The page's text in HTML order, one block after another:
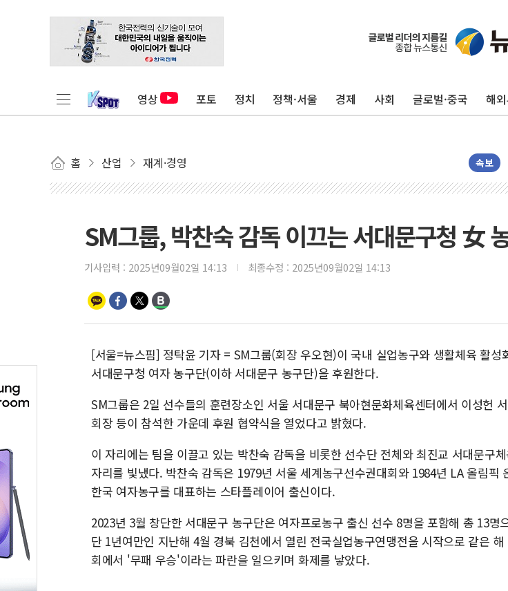
영상 포토 정치 정책·서울 경제 사회 글로벌·중국 해
홈 산업 재계·경영 속보
SM그룹, 박찬숙 감독 이끄는 서대문구청 女
기사입력 : 2025년09월02일 14:13 최종수정 : 2025년09월02일 14:13
[서울=뉴스핌] 정탁윤 기자 = SM그룹(회장 우오현)이 국내 실업농구와 생활체육 활성
서대문구청 여자 농구단(이하 서대문구 농구단)을 후원한다.
SM그룹은 2일 선수들의 훈련장소인 서울 서대문구 북아현문화체육센터에서 이성헌
회장 등이 참석한 가운데 후원 협약식을 열었다고 밝혔다.
이 자리에는 팀을 이끌고 있는 박찬숙 감독을 비롯한 선수단 전체와 최진교 서대문구
자리를 빛냈다. 박찬숙 감독은 1979년 서울 세계농구선수권대회와 1984년 LA 올림픽
한국 여자농구를 대표하는 스타플레이어 출신이다.
2023년 3월 창단한 서대문구 농구단은 여자프로농구 출신 선수 8명을 포함해 총 13명
단 1년여만인 지난해 4월 경북 김천에서 열린 전국실업농구연맹전을 시작으로 같은
회에서 '무패 우승'이라는 파란을 일으키며 화제를 낳았다.